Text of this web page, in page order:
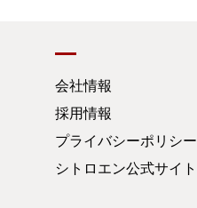
会社情報
採用情報
プライバシーポリシー
シトロエン公式サイト